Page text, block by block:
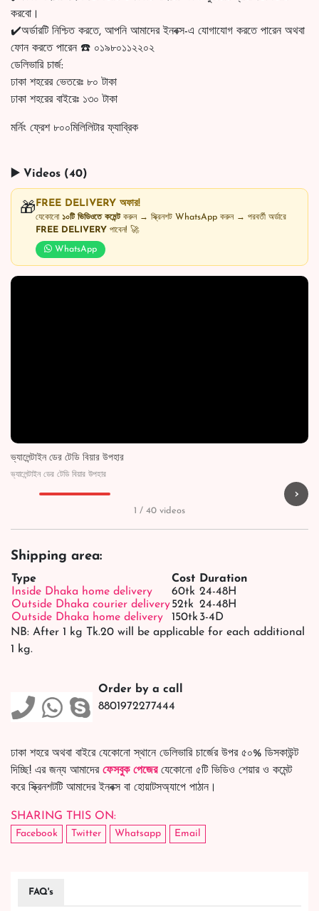
করবো।
✔️অর্ডারটি নিশ্চিত করতে, আপনি আমাদের ইনবক্স-এ যোগাযোগ করতে পারেন অথবা
ফোন করতে পারেন ☎️ ০১৯৮০১১২২০২
ডেলিভারি চার্জ:
ঢাকা শহরের ভেতরেঃ ৮০ টাকা
ঢাকা শহরের বাইরেঃ ১৩০ টাকা
মর্নিং ফ্রেশ ৮০০মিলিলিটার ফ্যাব্রিক
▶️ Videos (40)
🎁 FREE DELIVERY অফার!
যেকোনো ১০টি ভিডিওতে কমেন্টকরুন → স্ক্রিনশট WhatsApp করুন → পরবর্তী অর্ডারে
FREE DELIVERY পাবেন! 🚀
WhatsApp
ভ্যালেন্টাইন ডের টেডি বিয়ার উপহার
ভ্যালেন্টাইন ডের টেডি বিয়ার উপহার
▶ ›
1 / 40 videos
Shipping area:
Type Cost Duration
Inside Dhaka home delivery
60tk 24-48H
Outside Dhaka courier delivery52tk 24-48H
Outside Dhaka home delivery
150tk3-4D
NB: After 1 kg Tk.20 will be applicable for each additional
1 kg.
Order by a call
8801972277444
ঢাকা শহরে অথবা বাইরে যেকোনো স্থানে ডেলিভারি চার্জের উপর ৫০% ডিসকাউন্ট
দিচ্ছি! এর জন্য আমাদের ফেসবুক পেজেরযেকোনো ৫টি ভিডিও শেয়ার ও কমেন্ট
করে স্ক্রিনশটটি আমাদের ইনবক্স বা হোয়াটসঅ্যাপে পাঠান।
SHARING THIS ON:
Facebook Twitter Whatsapp Email
FAQ's